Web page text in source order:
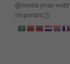
@media (max-
!important;}}